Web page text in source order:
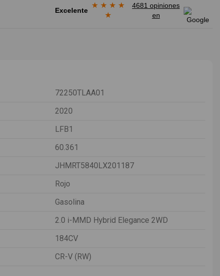
Excelente
★ ★ ★ ★
★
4681 opiniones
en
72250TLAA01
2020
LFB1
60.361
JHMRT5840LX201187
Rojo
Gasolina
2.0 i-MMD Hybrid Elegance 2WD
184CV
CR-V (RW)